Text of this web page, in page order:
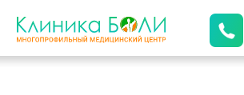
Меню